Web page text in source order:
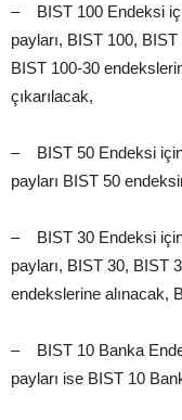
– BIST 100 Endeksi
payları, BIST 100, BIST
BIST 100-30
çıkarılacak,
– BIST 50 Endeksi
payları BIST 50
– BIST 30 Endeksi
payları, BIST 30, BIST
endekslerine alınacak,
– BIST 10 Banka
payları ise BIST 10